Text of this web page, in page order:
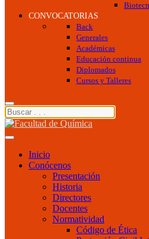
CONVOCATORIAS
Back
Generales
Académicas
Educación continua
Diplomados
Cursos y Talleres
Inicio
Conócenos
Presentación
Historia
Directores
Docentes
Normatividad
Código de Ética